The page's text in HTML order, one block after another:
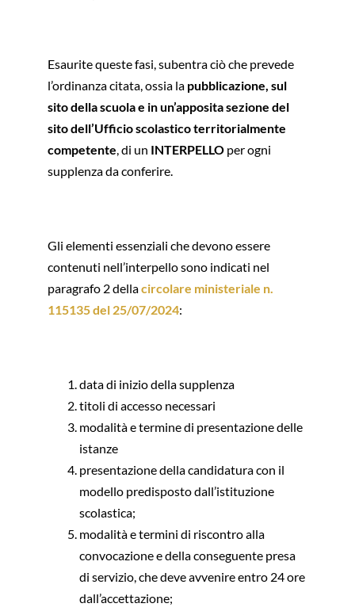
Esaurite queste fasi, subentra ciò che prevede
l’ordinanza citata, ossia la pubblicazione, sul
sito della scuola e in un’apposita sezione del
sito dell’Ufficio scolastico territorialmente
competente, di un INTERPELLOper ogni
supplenza da conferire.
Gli elementi essenziali che devono essere
contenuti nell’interpello sono indicati nel
paragrafo 2 dellacircolare ministeriale n.
115135 del 25/07/2024:
data di inizio della supplenza
titoli di accesso necessari
modalità e termine di presentazione delle
istanze
presentazione della candidatura con il
modello predisposto dall’istituzione
scolastica;
modalità e termini di riscontro alla
convocazione e della conseguente presa
di servizio, che deve avvenire entro 24 ore
dall’accettazione;